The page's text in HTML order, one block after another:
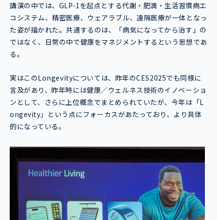
講演の中では、GLP-1を起点とする代謝・肥満・生活習慣病エ
コシステム、精密医療、ウェアラブル、遠隔医療が一体となっ
た姿が描かれた。共通するのは、「病気になってから治す」の
ではなく、日常の中で健康をマネジメントするという思想であ
る。
実はこのLongevityについては、昨年のCES2025でも同様に
言及があり、昨年時には健康／ウェルネス技術のイノベーショ
ンとして、さらに上位概念でまとめられていたが、今年は「L
ongevity」という点にフォーカスがあたっており、より具体
的になっている。